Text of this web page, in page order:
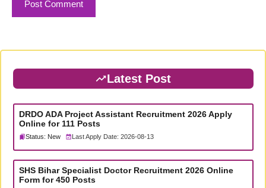
Latest Post
DRDO ADA Project Assistant Recruitment 2026 Apply
Online for 111 Posts
Status: New Last Apply Date: 2026-08-13
SHS Bihar Specialist Doctor Recruitment 2026 Online
Form for 450 Posts